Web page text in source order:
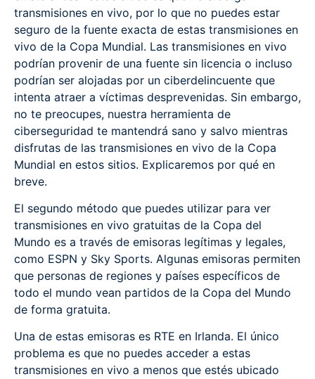
transmisiones en vivo, por lo que no puedes estar
seguro de la fuente exacta de estas transmisiones en
vivo de la Copa Mundial. Las transmisiones en vivo
podrían provenir de una fuente sin licencia o incluso
podrían ser alojadas por un ciberdelincuente que
intenta atraer a víctimas desprevenidas. Sin embargo,
no te preocupes, nuestra herramienta de
ciberseguridad te mantendrá sano y salvo mientras
disfrutas de las transmisiones en vivo de la Copa
Mundial en estos sitios. Explicaremos por qué en
breve.
El segundo método que puedes utilizar para ver
transmisiones en vivo gratuitas de la Copa del
Mundo es a través de emisoras legítimas y legales,
como ESPN y Sky Sports. Algunas emisoras permiten
que personas de regiones y países específicos de
todo el mundo vean partidos de la Copa del Mundo
de forma gratuita.
Una de estas emisoras es RTE en Irlanda. El único
problema es que no puedes acceder a estas
transmisiones en vivo a menos que estés ubicado